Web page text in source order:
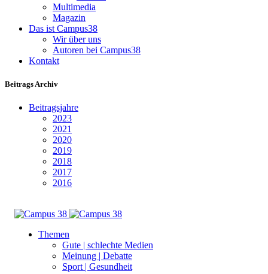
Multimedia
Magazin
Das ist Campus38
Wir über uns
Autoren bei Campus38
Kontakt
Beitrags Archiv
Beitragsjahre
2023
2021
2020
2019
2018
2017
2016
Themen
Gute | schlechte Medien
Meinung | Debatte
Sport | Gesundheit